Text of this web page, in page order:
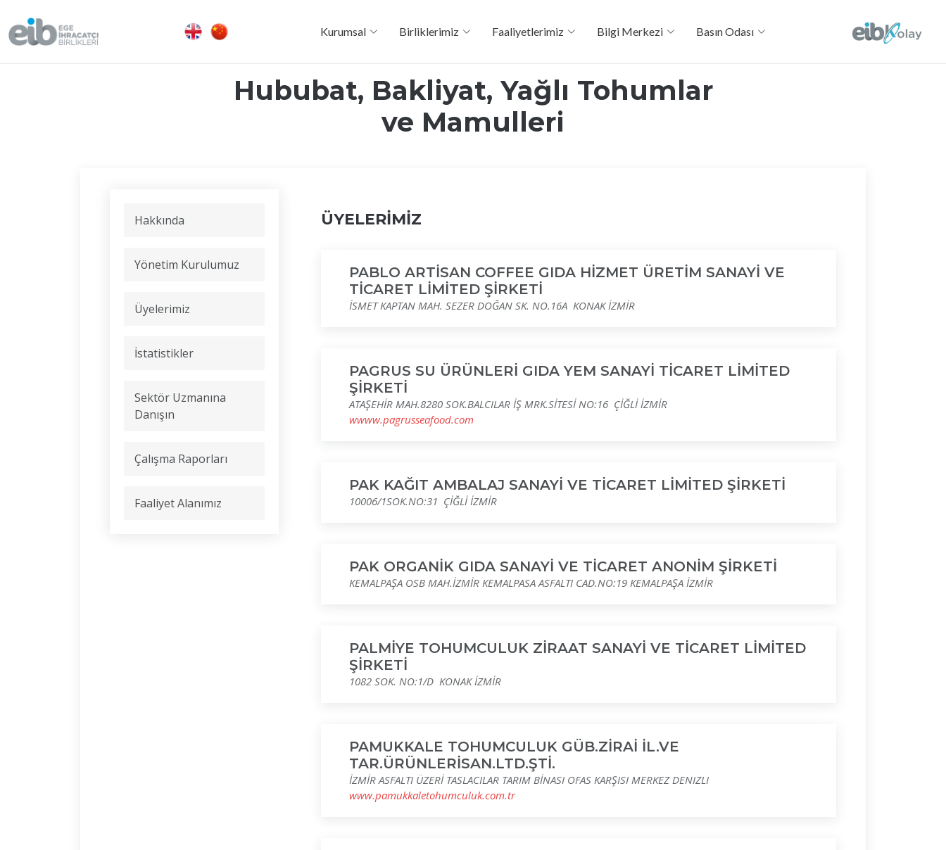
Kurumsal Birliklerimiz Faaliyetlerimiz Bilgi Merkezi Basın Odası
Hububat, Bakliyat, Yağlı Tohumlar
ve Mamulleri
Hakkında
Yönetim Kurulumuz
Üyelerimiz
İstatistikler
Sektör Uzmanına
Danışın
Çalışma Raporları
Faaliyet Alanımız
ÜYELERİMİZ
PABLO ARTİSAN COFFEE GIDA HİZMET ÜRETİM SANAYİ VE
TİCARET LİMİTED ŞİRKETİ
İSMET KAPTAN MAH. SEZER DOĞAN SK. NO.16A KONAK İZMİR
PAGRUS SU ÜRÜNLERİ GIDA YEM SANAYİ TİCARET LİMİTED
ŞİRKETİ
ATAŞEHİR MAH.8280 SOK.BALCILAR İŞ MRK.SİTESİ NO:16 ÇİĞLİ İZMİR
wwww.pagrusseafood.com
PAK KAĞIT AMBALAJ SANAYİ VE TİCARET LİMİTED ŞİRKETİ
10006/1SOK.NO:31 ÇİĞLİ İZMİR
PAK ORGANİK GIDA SANAYİ VE TİCARET ANONİM ŞİRKETİ
KEMALPAŞA OSB MAH.İZMİR KEMALPASA ASFALTI CAD.NO:19 KEMALPAŞA İZMİR
PALMİYE TOHUMCULUK ZİRAAT SANAYİ VE TİCARET LİMİTED
ŞİRKETİ
1082 SOK. NO:1/D KONAK İZMİR
PAMUKKALE TOHUMCULUK GÜB.ZİRAİ İL.VE
TAR.ÜRÜNLERİSAN.LTD.ŞTİ.
İZMİR ASFALTI ÜZERİ TASLACILAR TARIM BİNASI OFAS KARŞISI MERKEZ DENIZLI
www.pamukkaletohumculuk.com.tr